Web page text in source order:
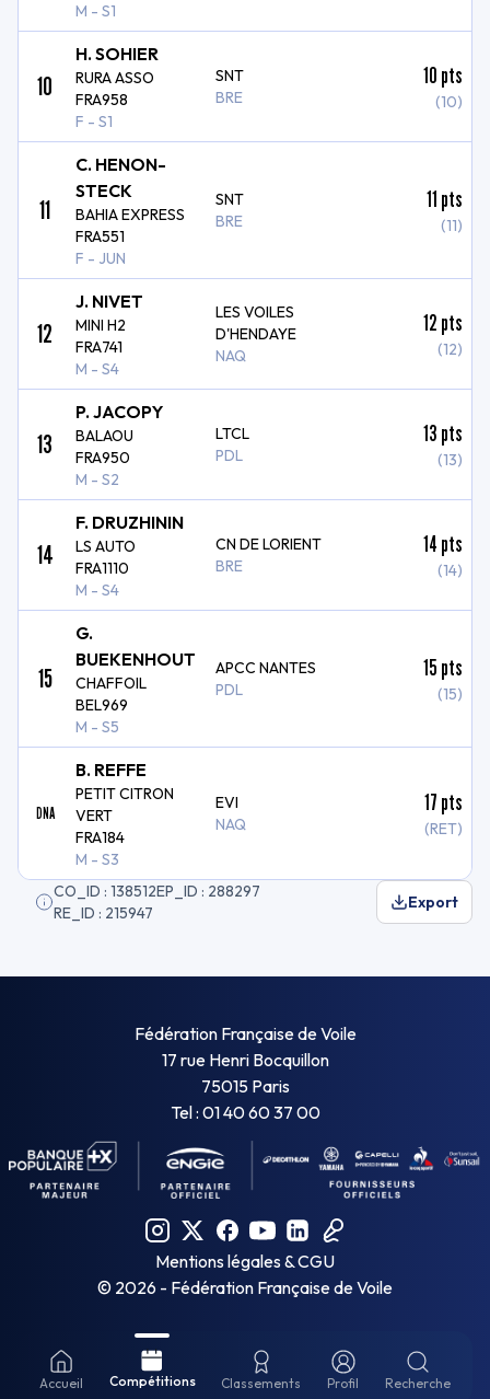
Accueil Compétitions Classements Profil Recherche
M - S1
10
H. SOHIER
RURA ASSO
FRA958
F - S1
SNT
BRE
10 pts
(10)
11
C. HENON-
STECK
BAHIA EXPRESS
FRA551
F - JUN
SNT
BRE
11 pts
(11)
12
J. NIVET
MINI H2
FRA741
M - S4
LES VOILES
D'HENDAYE
NAQ
12 pts
(12)
13
P. JACOPY
BALAOU
FRA950
M - S2
LTCL
PDL
13 pts
(13)
14
F. DRUZHININ
LS AUTO
FRA1110
M - S4
CN DE LORIENT
BRE
14 pts
(14)
15
G.
BUEKENHOUT
CHAFFOIL
BEL969
M - S5
APCC NANTES
PDL
15 pts
(15)
DNA
B. REFFE
PETIT CITRON
VERT
FRA184
M - S3
EVI
NAQ
17 pts
(RET)
CO_ID : 138512EP_ID : 288297
RE_ID : 215947
Export
Fédération Française de Voile
17 rue Henri Bocquillon
75015 Paris
Tel : 01 40 60 37 00
Mentions légales & CGU
© 2026 - Fédération Française de Voile